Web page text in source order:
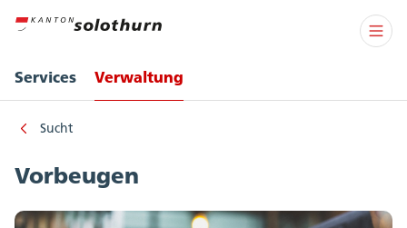
Services Verwaltung
Sucht
Vorbeugen